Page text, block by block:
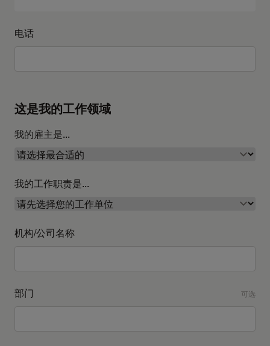
电话
这是我的工作领域
我的雇主是...
我的工作职责是...
机构/公司名称
部门 可选